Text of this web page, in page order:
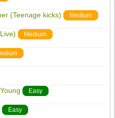
(Teenage kicks) Medium
Medium
Easy
Easy